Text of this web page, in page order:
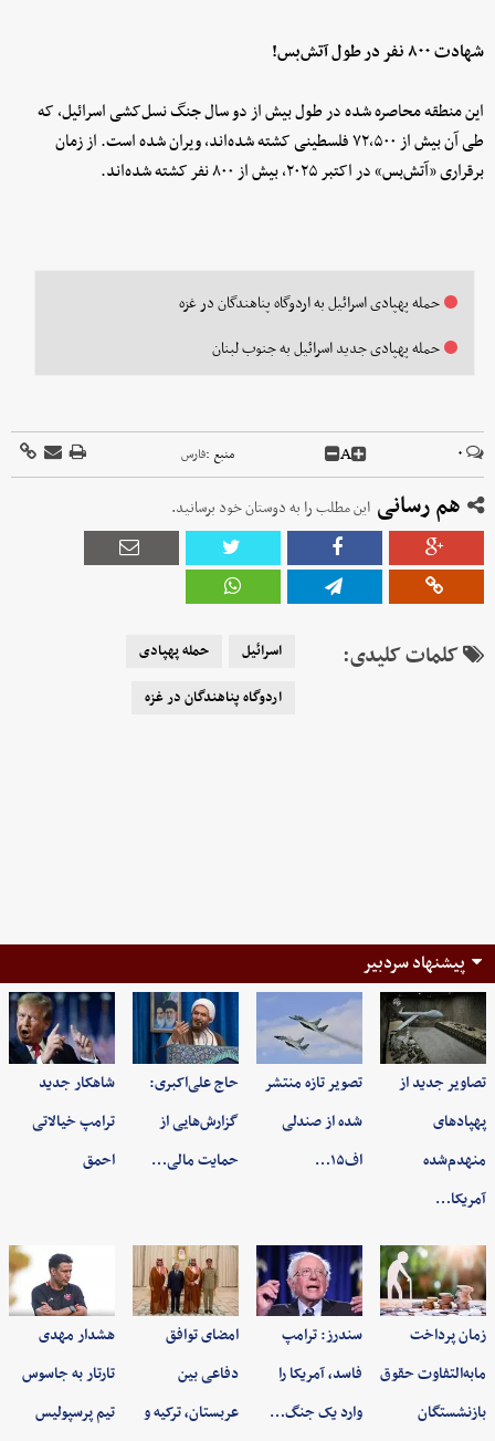
شهادت ۸۰۰ نفر در طول آتش‌بس!
این منطقه محاصره شده در طول بیش از دو سال جنگ نسل‌کشی اسرائیل، که
طی آن بیش از ۷۲,۵۰۰ فلسطینی کشته شده‌اند، ویران شده است. از زمان
برقراری «آتش‌بس» در اکتبر ۲۰۲۵، بیش از ۸۰۰ نفر کشته شده‌اند.
حمله پهپادی اسرائیل به اردوگاه پناهندگان در غزه
حمله پهپادی جدید اسرائیل به جنوب لبنان
۰ A منبع :فارس
هم رسانی این مطلب را به دوستان خود برسانید.
کلمات کلیدی: اسرائیل
حمله پهپادی
اردوگاه پناهندگان در غزه
پیشنهاد سردبیر
تصاویر جدید از
پهپادهای
منهدم‌شده
آمریکا…
تصویر تازه منتشر
شده از صندلی
اف۱۵…
حاج علی‌اکبری:
گزارش‌هایی از
حمایت مالی…
شاهکار جدید
ترامپ خیالاتی
احمق
زمان پرداخت
مابه‌التفاوت حقوق
بازنشستگان
سندرز: ترامپ
فاسد، آمریکا را
وارد یک جنگ…
امضای توافق
دفاعی بین
عربستان، ترکیه و
هشدار مهدی
تارتار به جاسوس
تیم پرسپولیس